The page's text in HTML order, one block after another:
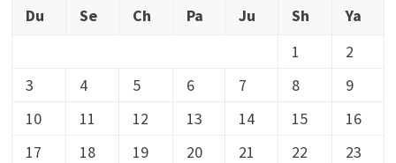
Du
Se Ch Pa Ju Sh
Ya
1
2
3
4 5 6 7 8
9
10
11 12 13 14 15
16
17
18 19 20 21 22
23